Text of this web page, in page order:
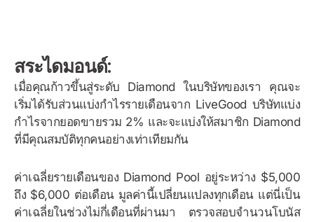
สระไดมอนด์:
เมื่อคุณก้าวขึ้นสู่ระดับ Diamond ในบริษัทของเรา คุณจะ
เริ่มได้รับส่วนแบ่งกำไรรายเดือนจาก LiveGood บริษัทแบ่ง
กำไรจากยอดขายรวม 2% และจะแบ่งให้สมาชิก Diamond
ที่มีคุณสมบัติทุกคนอย่างเท่าเทียมกัน
ค่าเฉลี่ยรายเดือนของ Diamond Pool อยู่ระหว่าง $5,000
ถึง $6,000 ต่อเดือน มูลค่านี้เปลี่ยนแปลงทุกเดือน แต่นี่เป็น
ค่าเฉลี่ยในช่วงไม่กี่เดือนที่ผ่านมา ตรวจสอบจำนวนโบนัส